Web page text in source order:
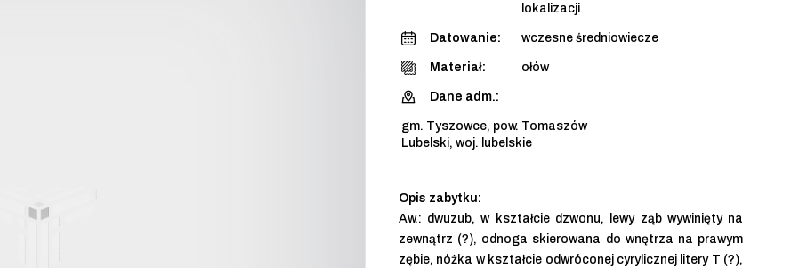
lokalizacji
Datowanie: wczesne średniowiecze
Materiał: ołów
Dane adm.:
gm. Tyszowce, pow. Tomaszów
Lubelski, woj. lubelskie
Aw.: dwuzub, w kształcie dzwonu, lewy ząb wywinięty na
zewnątrz (?), odnoga skierowana do wnętrza na prawym
zębie, nóżka w kształcie odwróconej cyrylicznej litery T (?),